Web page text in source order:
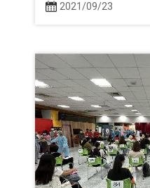
2021/09/23